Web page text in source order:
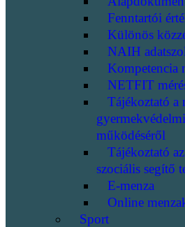
Fenntartói
Különös
NAIH
Kompetencia
NETFIT
Tájékoztató a
működéséről
Tájékoztató
szociális segítő
E-menza
Online
Sport